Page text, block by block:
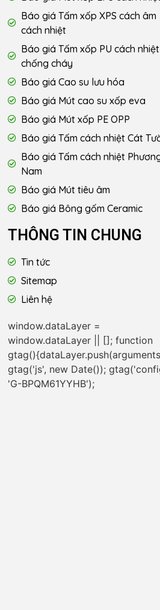
Báo giá Tấm xốp XPS cách âm
cách nhiệt
Báo giá Tấm xốp PU cách nhiệt
chống cháy
Báo giá Cao su lưu hóa
Báo giá Mút cao su xốp eva
Báo giá Mút xốp PE OPP
Báo giá Tấm cách nhiệt Cát
Báo giá Tấm cách nhiệt
Nam
Báo giá Mút tiêu âm
Báo giá Bông gốm Ceramic
THÔNG TIN CHUNG
Tin tức
Sitemap
Liên hệ
window.dataLayer =
window.dataLayer || []; function
gtag('js', new Date());
'G-BPQM61YYHB');